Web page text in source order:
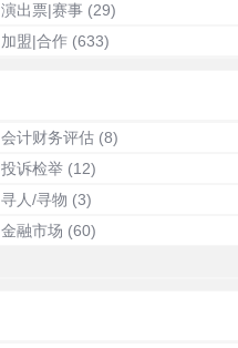
演出票|赛事 (29)
加盟|合作 (633)
会计财务评估 (8)
投诉检举 (12)
寻人/寻物 (3)
金融市场 (60)